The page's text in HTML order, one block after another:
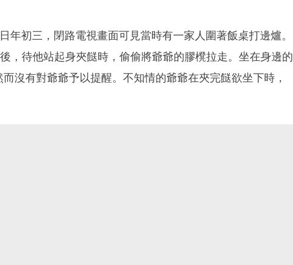
年初三，閉路電視畫面可見當時有一家人圍著飯桌打邊爐。
，待他站起身夾餸時，偷偷將爺爺的膠櫈拉走。坐在身邊的
沒有對爺爺予以提醒。不知情的爺爺在夾完餸欲坐下時，